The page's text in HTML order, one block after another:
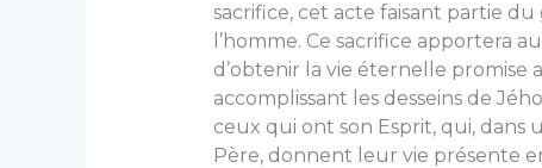
sacrifice, cet acte faisant partie
l’homme. Ce sacrifice apportera
d’obtenir la vie éternelle promise
accomplissant les desseins de
ceux qui ont son Esprit, qui, dans
Père, donnent leur vie présente